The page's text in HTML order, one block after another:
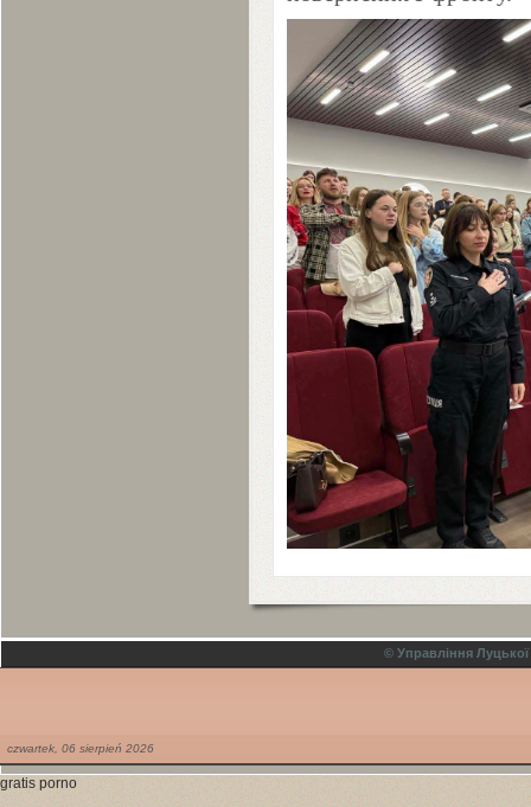
© Управління Луцької
czwartek, 06 sierpień 2026
gratis porno